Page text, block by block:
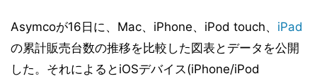
Asymcoが16日に、Mac、iPhone、iPod touch、 iPad
の累計販売台数の推移を比較した図表とデータを公開
した。それによるとiOSデバイス(iPhone/iPod